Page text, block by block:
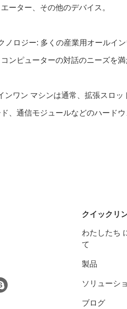
ーター、その他のデバイス。
ノロジー: 多くの産業用オールイ
ンピューターの対話のニーズを満
ンワン マシンは通常、拡張スロ
、通信モジュールなどのハードウ
クイックリ
わたしたち
て
製品
ソリューシ
ブログ